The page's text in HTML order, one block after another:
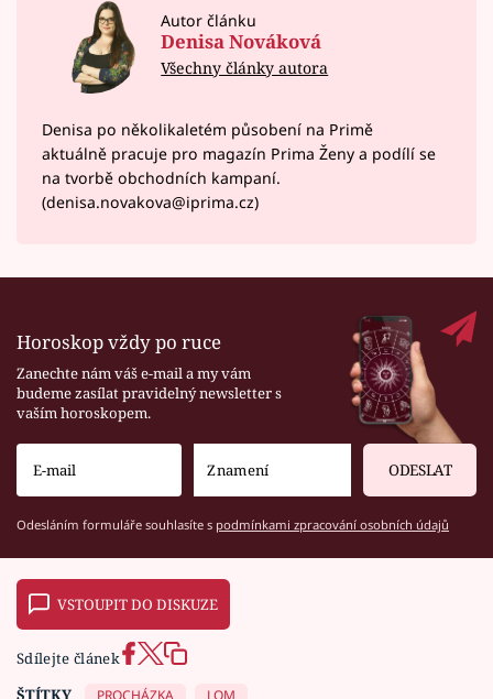
Autor článku
Denisa Nováková
Všechny články autora
Denisa po několikaletém působení na Primě
aktuálně pracuje pro magazín Prima Ženy a podílí se
na tvorbě obchodních kampaní.
(denisa.novakova@iprima.cz)
Horoskop vždy po ruce
Zanechte nám váš e-mail a my vám
budeme zasílat pravidelný newsletter s
vaším horoskopem.
ODESLAT
Odesláním formuláře souhlasíte s podmínkami zpracování osobních údajů
VSTOUPIT DO DISKUZE
Sdílejte článek
ŠTÍTKY
PROCHÁZKA LOM